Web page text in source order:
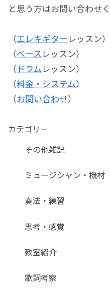
と思う方はお問い合わせく
（エレキギター レッスン）
（ベース レッスン）
（ ドラム レッスン）
（料金・システム）
（お問い合わせ）
カテゴリー
その他雑記
ミュージシャン・機材
奏法・練習
思考・感覚
教室紹介
歌詞考察